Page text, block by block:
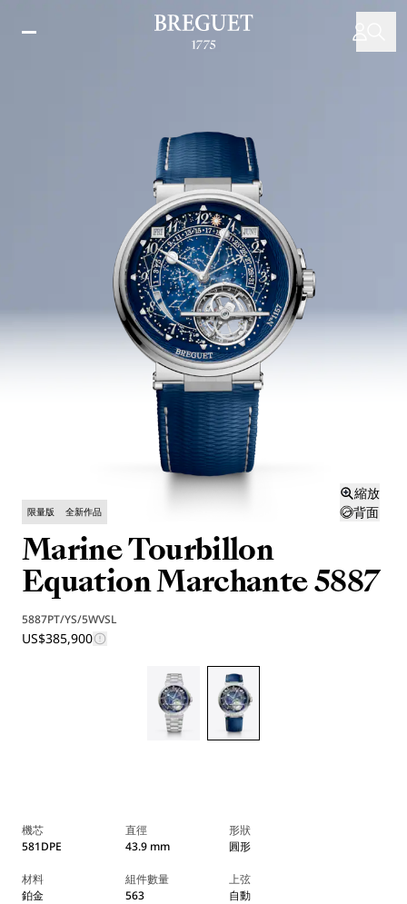
縮放
背面
限量版 全新作品
Marine Tourbillon
Equation Marchante 5887
5887PT/YS/5WVSL
US$385,900
機芯
581DPE
直徑
43.9 mm
形狀
圓形
材料
鉑金
組件數量
563
上弦
自動